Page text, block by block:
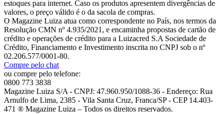
estoques para internet. Caso os produtos apresentem divergências de
valores, o preço válido é o da sacola de compras.
O Magazine Luiza atua como correspondente no País, nos termos da
Resolução CMN nº 4.935/2021, e encaminha propostas de cartão de
crédito e operações de crédito para a Luizacred S.A Sociedade de
Crédito, Financiamento e Investimento inscrita no CNPJ sob o nº
02.206.577/0001-80.
Compre pelo chat
ou compre pelo telefone:
0800 773 3838
Magazine Luiza S/A - CNPJ: 47.960.950/1088-36 - Endereço: Rua
Arnulfo de Lima, 2385 - Vila Santa Cruz, Franca/SP - CEP 14.403-
471 ® Magazine Luiza – Todos os direitos reservados.